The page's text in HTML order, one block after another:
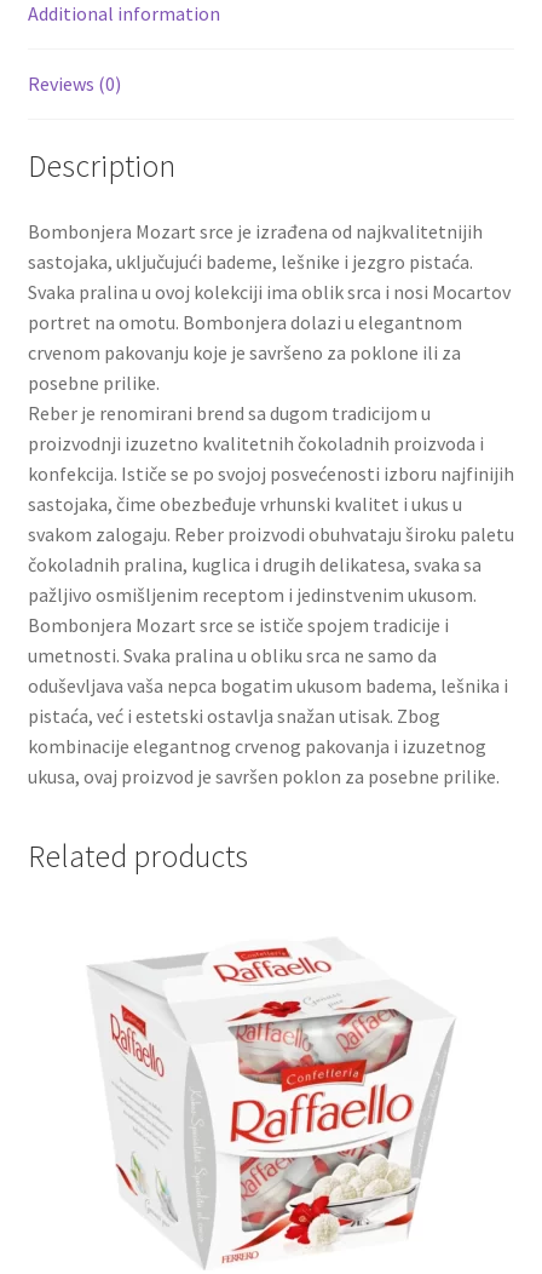
Jack Daniel’s
Rakija
Poklon aranzmani izdvajamo
Pokloni
Pokloni za 8. mart
Pokloni za Dan zaljubljenih
Pokloni za devojku
Login
My account
Naši partneri
Newsletter
Partners
Poklon aranžmani
Prijava za masterclass
Prirodni proizvodi
Privacy Policy
Prodavnica
Additional information
Reviews (0)
Description
Bombonjera Mozart srce je izrađena od najkvalitetnijih
sastojaka, uključujući bademe, lešnike i jezgro pistaća.
Svaka pralina u ovoj kolekciji ima oblik srca i nosi Mocartov
portret na omotu. Bombonjera dolazi u elegantnom
crvenom pakovanju koje je savršeno za poklone ili za
posebne prilike.
Reber je renomirani brend sa dugom tradicijom u
proizvodnji izuzetno kvalitetnih čokoladnih proizvoda i
konfekcija. Ističe se po svojoj posvećenosti izboru najfinijih
sastojaka, čime obezbeđuje vrhunski kvalitet i ukus u
svakom zalogaju. Reber proizvodi obuhvataju široku paletu
čokoladnih pralina, kuglica i drugih delikatesa, svaka sa
pažljivo osmišljenim receptom i jedinstvenim ukusom.
Bombonjera Mozart srce se ističe spojem tradicije i
umetnosti. Svaka pralina u obliku srca ne samo da
oduševljava vaša nepca bogatim ukusom badema, lešnika i
pistaća, već i estetski ostavlja snažan utisak. Zbog
kombinacije elegantnog crvenog pakovanja i izuzetnog
ukusa, ovaj proizvod je savršen poklon za posebne prilike.
Related products